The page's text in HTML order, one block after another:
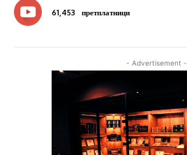
61,453 претплатници
- Advertisement -